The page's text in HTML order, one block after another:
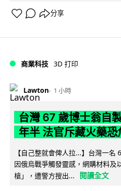
分享
商業科技 3D 打印
Lawton 1 小時
台灣 67 歲博士翁自
年半 法官斥藏火藥恐
【自己整就會俾人拉...】台灣一名
因俄烏戰爭觸發靈感，網購材料及
槍」，遭警方搜出...
閱讀全文